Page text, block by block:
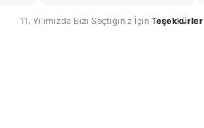
11. Yılımızda Bizi Seçtiğiniz İçin Teşekkürler